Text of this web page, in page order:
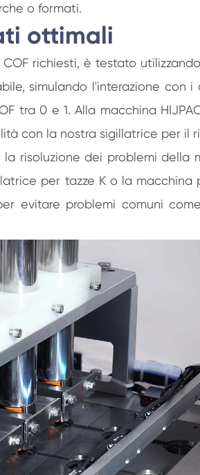
o formati.
ottimali
richiesti, è testato
simulando l'interazione con
tra 0 e 1. Alla macchina
con la nostra sigillatrice per il
risoluzione dei problemi
per tazze K o la
evitare problemi comuni